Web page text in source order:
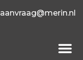
aanvraag@merin.nl